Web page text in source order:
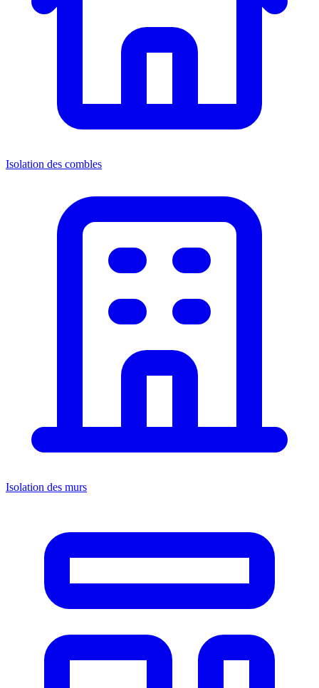
Isolation des combles
Isolation des murs